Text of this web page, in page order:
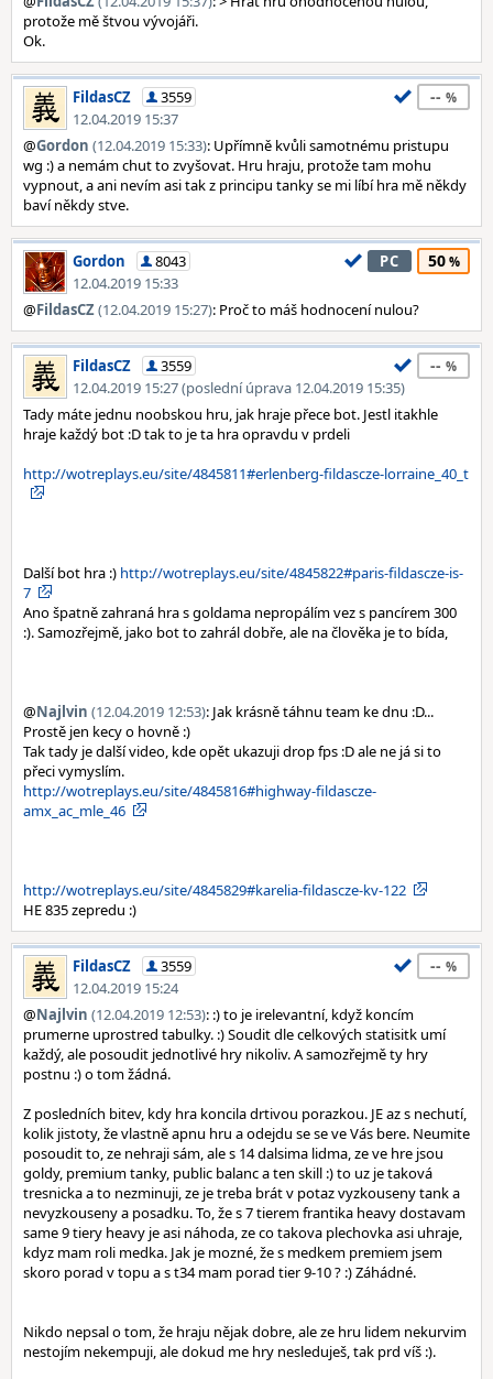
protože mě štvou vývojáři.
Ok.
FildasCZ
3559
12.04.2019 15:37
--
@Gordon (12.04.2019 15:33): Upřímně kvůli samotnému pristupu
wg :) a nemám chut to zvyšovat. Hru hraju, protože tam mohu
vypnout, a ani nevím asi tak z principu tanky se mi líbí hra mě někdy
baví někdy stve.
Gordon
8043
12.04.2019 15:33
PC 50
@FildasCZ(12.04.2019 15:27): Proč to máš hodnocení nulou?
FildasCZ
3559
12.04.2019 15:27 (poslední úprava 12.04.2019 15:35)
--
Tady máte jednu noobskou hru, jak hraje přece bot. Jestl itakhle
hraje každý bot :D tak to je ta hra opravdu v prdeli
http://wotreplays.eu/site/4845811#erlenberg-fildascze-lorraine_40_t
Další bot hra :) http://wotreplays.eu/site/4845822#paris-fildascze-is-
7
Ano špatně zahraná hra s goldama nepropálím vez s pancírem 300
:). Samozřejmě, jako bot to zahrál dobře, ale na člověka je to bída,
@Najlvin (12.04.2019 12:53): Jak krásně táhnu team ke dnu :D...
Prostě jen kecy o hovně :)
Tak tady je další video, kde opět ukazuji drop fps :D ale ne já si to
přeci vymyslím.
http://wotreplays.eu/site/4845816#highway-fildascze-
amx_ac_mle_46
http://wotreplays.eu/site/4845829#karelia-fildascze-kv-122
HE 835 zepredu :)
FildasCZ
3559
12.04.2019 15:24
--
@Najlvin (12.04.2019 12:53): :) to je irelevantní, když koncím
prumerne uprostred tabulky. :) Soudit dle celkových statisitk umí
každý, ale posoudit jednotlivé hry nikoliv. A samozřejmě ty hry
postnu :) o tom žádná.
Z posledních bitev, kdy hra koncila drtivou porazkou. JE az s nechutí,
kolik jistoty, že vlastně apnu hru a odejdu se se ve Vás bere. Neumite
posoudit to, ze nehraji sám, ale s 14 dalsima lidma, ze ve hre jsou
goldy, premium tanky, public balanc a ten skill :) to uz je taková
tresnicka a to nezminuji, ze je treba brát v potaz vyzkouseny tank a
nevyzkouseny a posadku. To, že s 7 tierem frantika heavy dostavam
same 9 tiery heavy je asi náhoda, ze co takova plechovka asi uhraje,
kdyz mam roli medka. Jak je mozné, že s medkem premiem jsem
skoro porad v topu a s t34 mam porad tier 9-10 ? :) Záhádné.
Nikdo nepsal o tom, že hraju nějak dobre, ale ze hru lidem nekurvim
nestojím nekempuji, ale dokud me hry nesleduješ, tak prd víš :).